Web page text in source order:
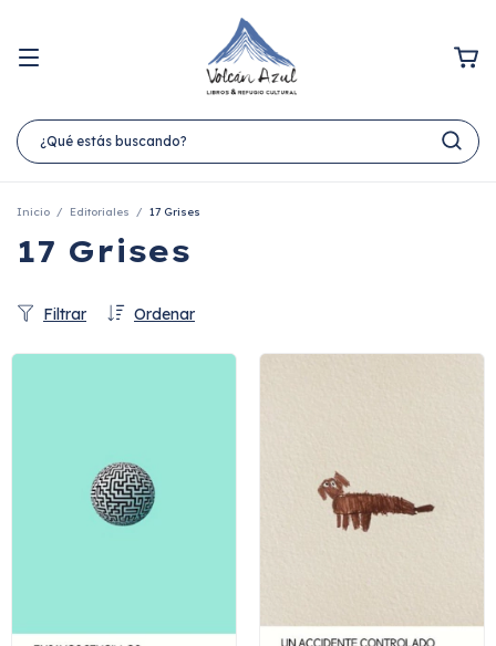
Inicio / Editoriales / 17 Grises
17 Grises
Ordenar
Filtrar